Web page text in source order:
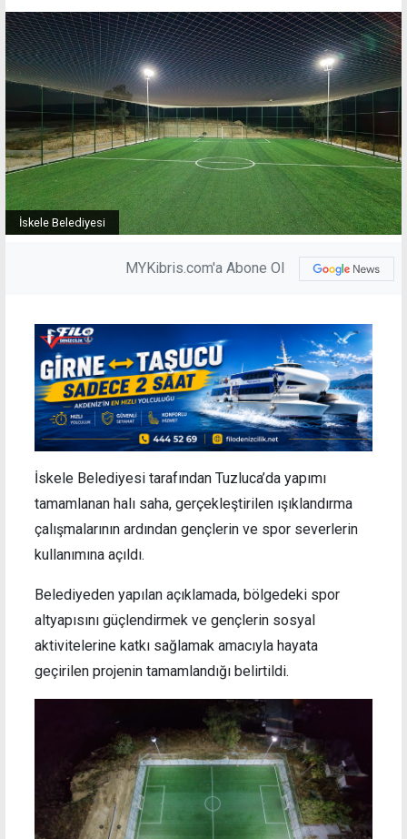
İskele Belediyesi
MYKibris.com'a Abone Ol
İskele Belediyesi tarafından Tuzluca’da yapımı
tamamlanan halı saha, gerçekleştirilen ışıklandırma
çalışmalarının ardından gençlerin ve spor severlerin
kullanımına açıldı.
Belediyeden yapılan açıklamada, bölgedeki spor
altyapısını güçlendirmek ve gençlerin sosyal
aktivitelerine katkı sağlamak amacıyla hayata
geçirilen projenin tamamlandığı belirtildi.